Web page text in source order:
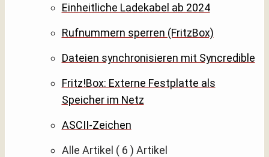
Einheitliche Ladekabel ab 2024
Rufnummern sperren (FritzBox)
Dateien synchronisieren mit Syncredible
Fritz!Box: Externe Festplatte als
Speicher im Netz
ASCII-Zeichen
Alle Artikel ( 6 ) Artikel